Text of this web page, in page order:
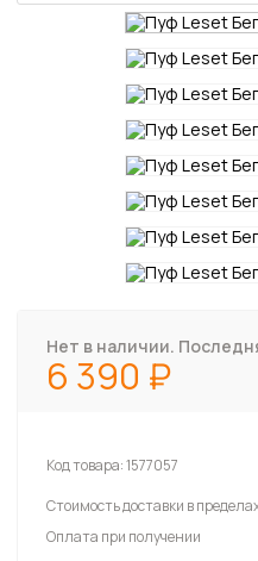
Нет в наличии.
6 390
Код товара:1577057
Стоимость доставки в
Оплата при получении